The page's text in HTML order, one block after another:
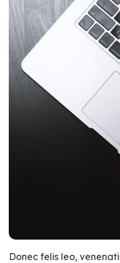
Donec felis leo,